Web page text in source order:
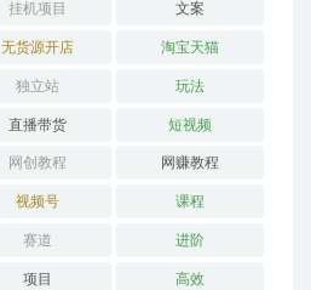
挂机项目 文案
无货源开店 淘宝天猫
独立站 玩法
直播带货 短视频
网创教程 网赚教程
视频号 课程
赛道 进阶
项目 高效